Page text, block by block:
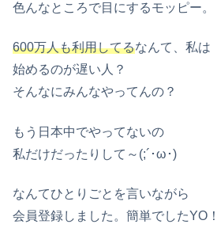
色んなところで目にするモッピー。
600万人も利用してるなんて、私は
始めるのが遅い人？
そんなにみんなやってんの？
もう日本中でやってないの
私だけだったりして～(;´･ω･)
なんてひとりごとを言いながら
会員登録しました。簡単でしたYO！